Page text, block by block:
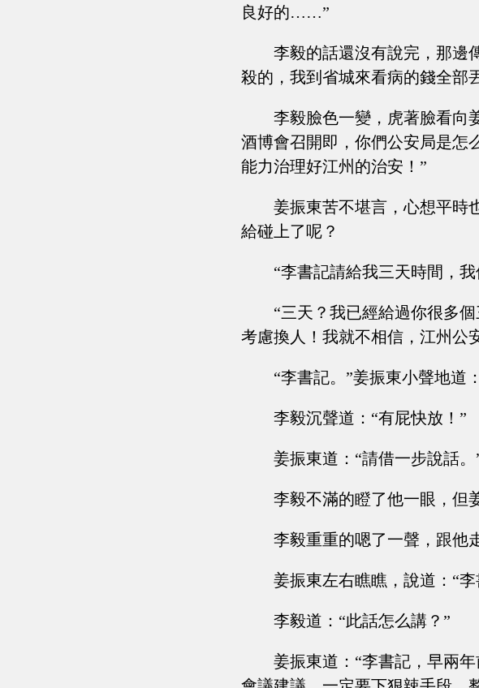
良好的……”
李毅的話還沒有說完，那邊
殺的，我到省城來看病的錢全部
李毅臉色一變，虎著臉看向
酒博會召開即，你們公安局是怎
能力治理好江州的治安！”
姜振東苦不堪言，心想平時
給碰上了呢？
“李書記請給我三天時間，
“三天？我已經給過你很多
考慮換人！我就不相信，江州公
“李書記。”姜振東小聲地道
李毅沉聲道：“有屁快放！”
姜振東道：“請借一步說話。
李毅不滿的瞪了他一眼，但
李毅重重的嗯了一聲，跟他
姜振東左右瞧瞧，說道：“
李毅道：“此話怎么講？”
姜振東道：“李書記，早兩